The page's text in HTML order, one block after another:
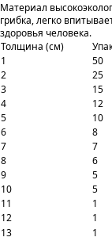
Материал
грибка, легко
здоровья человека.
Толщина (см)
1
50
2
25
3
15
4
12
5
10
6
8
7
7
8
6
9
5
10
5
11
1
12
1
13
1